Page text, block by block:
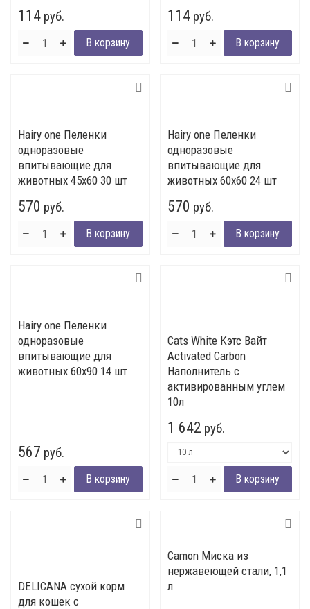
114 руб. 114 руб.
Hairy one Пеленки
одноразовые
впитывающие для
животных 45х60 30 шт
570 руб.
Hairy one Пеленки
одноразовые
впитывающие для
животных 60х60 24 шт
570 руб.
Hairy one Пеленки
одноразовые
впитывающие для
животных 60х90 14 шт
567 руб.
Cats White Кэтс Вайт
Activated Carbon
Наполнитель с
активированным углем
10л
1 642 руб.
DELICANA сухой корм
для кошек с
Camon Миска из
нержавеющей стали, 1,1
л